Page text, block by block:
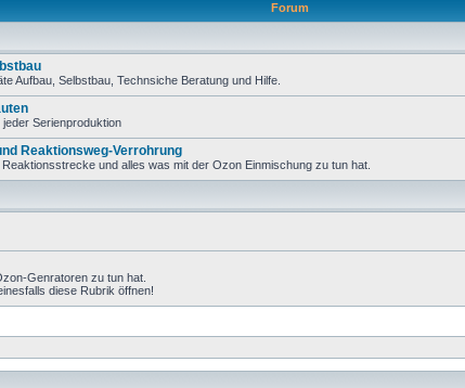
Forum
Aufbau, Selbstbau, Technsiche Beratung und Hilfe.
Serienproduktion
Reaktionsweg-Verrohrung
und alles was mit der Ozon Einmischung zu tun hat.
Genratoren zu tun hat.
diese Rubrik öffnen!